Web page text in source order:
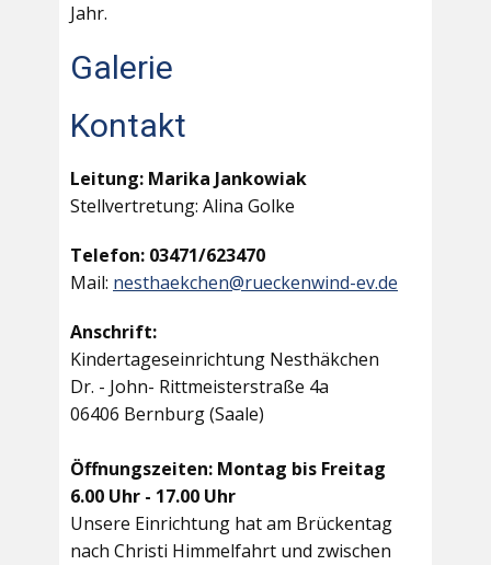
Jahr.
Galerie
Kontakt
Leitung: Marika Jankowiak
Stellvertretung: Alina Golke
Telefon: 03471/623470
Mail: nesthaekchen@rueckenwind-ev.de
Anschrift:
Kindertageseinrichtung Nesthäkchen
Dr. - John- Rittmeisterstraße 4a
06406 Bernburg (Saale)
Öffnungszeiten: Montag bis Freitag
6.00 Uhr - 17.00 Uhr
Unsere Einrichtung hat am Brückentag
nach Christi Himmelfahrt und zwischen